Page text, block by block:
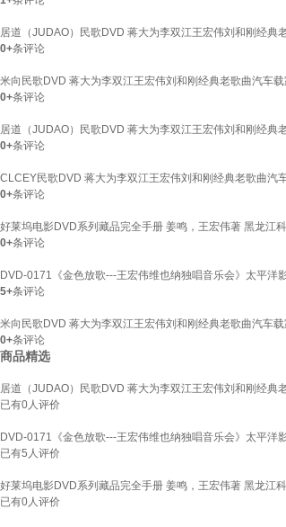
居道（JUDAO）民歌DVD 蒋大为李双江王宏伟刘和刚经
0+条评论
米向民歌DVD 蒋大为李双江王宏伟刘和刚经典老歌曲汽车
0+条评论
居道（JUDAO）民歌DVD 蒋大为李双江王宏伟刘和刚经
0+条评论
CLCEY民歌DVD 蒋大为李双江王宏伟刘和刚经典老歌曲汽
0+条评论
好莱坞电影DVD系列藏品完全手册 姜鸣，王宏伟著 黑龙江
0+条评论
DVD-0171《金色放歌---王宏伟维也纳独唱音乐会》太平洋
5+条评论
米向民歌DVD 蒋大为李双江王宏伟刘和刚经典老歌曲汽车
0+条评论
商品精选
居道（JUDAO）民歌DVD 蒋大为李双江王宏伟刘和刚经
已有0人评价
DVD-0171《金色放歌---王宏伟维也纳独唱音乐会》太平洋
已有5 人评价
好莱坞电影DVD系列藏品完全手册 姜鸣，王宏伟著 黑龙江
已有0人评价